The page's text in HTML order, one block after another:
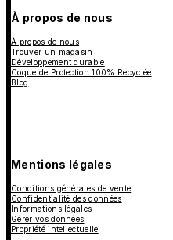
À propos de nous
À propos de nous
Trouver un magasin
Développement durable
Coque de Protection 100% Recyclée
Blog
Mentions légales
Conditions générales de vente
Confidentialité des données
Informations légales
Gérer vos données
Propriété intellectuelle